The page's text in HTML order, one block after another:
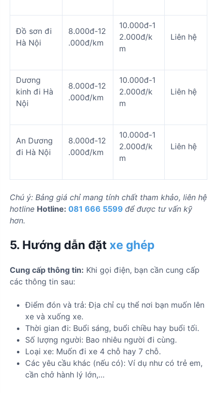
Đồ sơn đi
Hà Nội
8.000đ-12
.000đ/km
10.000đ-1
2.000đ/k
m
Liên hệ
Dương
kinh đi Hà
Nội
8.000đ-12
.000đ/km
10.000đ-1
2.000đ/k
m
Liên hệ
An Dương
đi Hà Nội
8.000đ-12
.000đ/km
10.000đ-1
2.000đ/k
m
Liên hệ
Chú ý: Bảng giá chỉ mang tính chất tham khảo, liên hệ
hotline Hotline: 081 666 5599 để được tư vấn kỹ
hơn.
5. Hướng dẫn đặt xe ghép
Cung cấp thông tin: Khi gọi điện, bạn cần cung cấp
các thông tin sau:
Điểm đón và trả: Địa chỉ cụ thể nơi bạn muốn lên
xe và xuống xe.
Thời gian đi: Buổi sáng, buổi chiều hay buổi tối.
Số lượng người: Bao nhiêu người đi cùng.
Loại xe: Muốn đi xe 4 chỗ hay 7 chỗ.
Các yêu cầu khác (nếu có): Ví dụ như có trẻ em,
cần chở hành lý lớn,…